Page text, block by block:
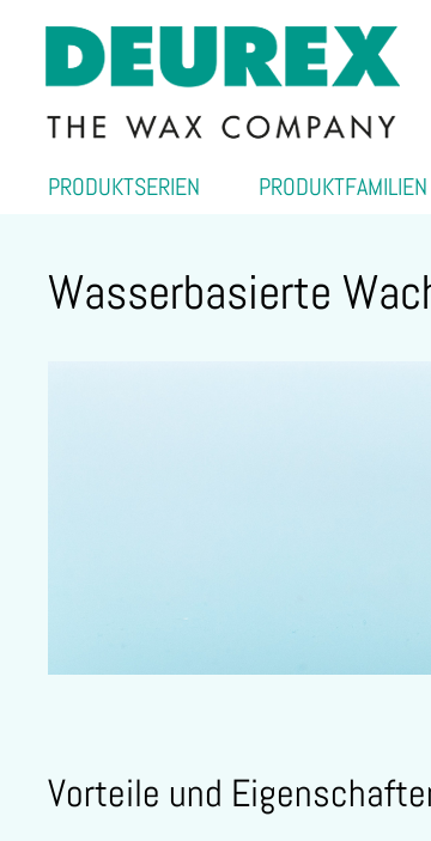
PRODUKTSERIEN PRODUKTFAMILIEN
Wasserbasierte
Vorteile und